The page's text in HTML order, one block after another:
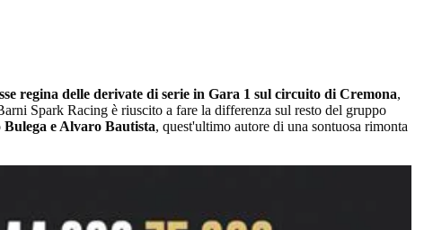
regina delle derivate di serie in Gara 1 sul circuito di Cremona,
Spark Racing è riuscito a fare la differenza sul resto del gruppo
e Alvaro Bautista, quest'ultimo autore di una sontuosa rimonta